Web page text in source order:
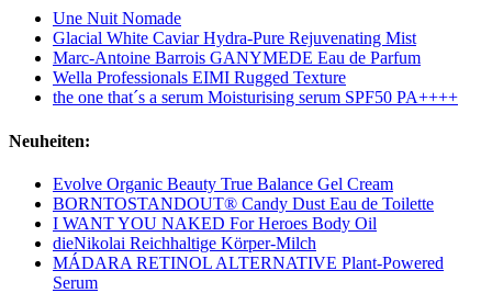
Une Nuit Nomade
Glacial White Caviar Hydra-Pure Rejuvenating Mist
Marc-Antoine Barrois GANYMEDE Eau de Parfum
Wella Professionals EIMI Rugged Texture
the one that´s a serum Moisturising serum SPF50 PA++++
Neuheiten:
Evolve Organic Beauty True Balance Gel Cream
BORNTOSTANDOUT® Candy Dust Eau de Toilette
I WANT YOU NAKED For Heroes Body Oil
dieNikolai Reichhaltige Körper-Milch
MÁDARA RETINOL ALTERNATIVE Plant-Powered
Serum